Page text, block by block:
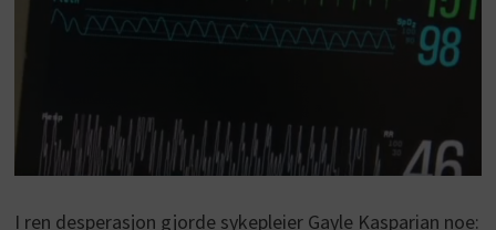
I ren desperasjon gjorde sykepleier Gayle Kasparian noe: